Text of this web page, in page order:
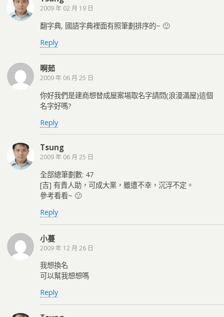
2009 年 02 月 19 日
翻字典, 國語字典裡面有照筆劃排序的~ 🙂
Reply
啊茹
2009 年 06 月 25 日
你好我們是建商想替成屋案場取名字請問(浪漫滿屋)這個
名字好嗎?
Reply
Tsung
2009 年 06 月 25 日
全部總筆劃數: 47
[吉] 有貴人助，可成大業，雖遭不幸，沉浮不定。
參考看看~ 🙂
Reply
小蔓
2009 年 12 月 26 日
我想換名
可以幫我想想嗎
Reply